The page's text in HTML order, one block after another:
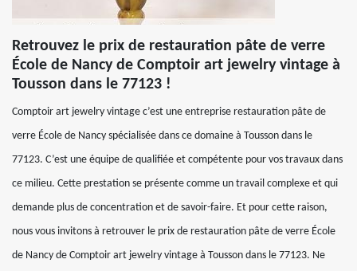
Retrouvez le prix de restauration pâte de verre
École de Nancy de Comptoir art jewelry vintage à
Tousson dans le 77123 !
Comptoir art jewelry vintage c’est une entreprise restauration pâte de
verre École de Nancy spécialisée dans ce domaine à Tousson dans le
77123. C’est une équipe de qualifiée et compétente pour vos travaux dans
ce milieu. Cette prestation se présente comme un travail complexe et qui
demande plus de concentration et de savoir-faire. Et pour cette raison,
nous vous invitons à retrouver le prix de restauration pâte de verre École
de Nancy de Comptoir art jewelry vintage à Tousson dans le 77123. Ne